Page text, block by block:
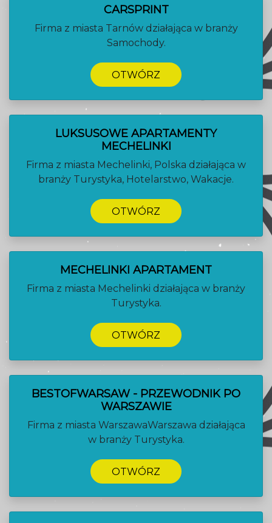
CARSPRINT
Firma z miasta Tarnów działająca w branży
Samochody.
OTWÓRZ
LUKSUSOWE APARTAMENTY
MECHELINKI
Firma z miasta Mechelinki, Polska działająca w
branży Turystyka, Hotelarstwo, Wakacje.
OTWÓRZ
MECHELINKI APARTAMENT
Firma z miasta Mechelinki działająca w branży
Turystyka.
OTWÓRZ
BESTOFWARSAW - PRZEWODNIK PO
WARSZAWIE
Firma z miasta WarszawaWarszawa działająca
w branży Turystyka.
OTWÓRZ